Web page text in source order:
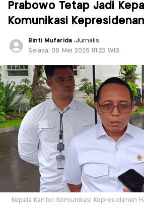
Prabowo Tetap Jadi
Komunikasi Kepresidenan
Binti Mufarida ,Jurnalis
Selasa, 06 Mei 2025 |11:23 WIB
Kepala Kantor Komunikasi Kepresidenan